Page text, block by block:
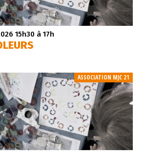
15h30 à 17h
ASSOCIATION MJC 21